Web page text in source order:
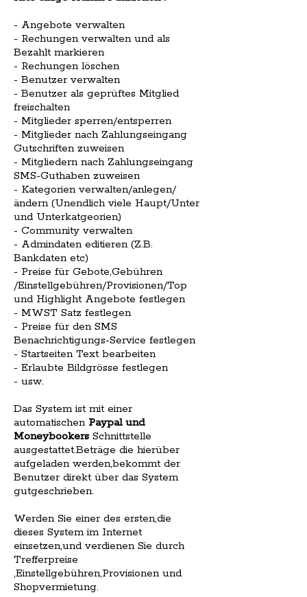
- Angebote verwalten
- Rechungen verwalten und als
Bezahlt markieren
- Rechungen löschen
- Benutzer verwalten
- Benutzer als geprüftes Mitglied
freischalten
- Mitglieder sperren/entsperren
- Mitglieder nach Zahlungseingang
Gutschriften zuweisen
- Mitgliedern nach Zahlungseingang
SMS-Guthaben zuweisen
- Kategorien verwalten/anlegen/
ändern (Unendlich viele Haupt/Unter
und Unterkatgeorien)
- Community verwalten
- Admindaten editieren (Z.B.
Bankdaten etc)
- Preise für Gebote,Gebühren
/Einstellgebühren/Provisionen/Top
und Highlight Angebote festlegen
- MWST Satz festlegen
- Preise für den SMS
Benachrichtigungs-Service festlegen
- Startseiten Text bearbeiten
- Erlaubte Bildgrösse festlegen
- usw.
Das System ist mit einer
automatischen Paypal und
Moneybookers Schnittstelle
ausgestattet.Beträge die hierüber
aufgeladen werden,bekommt der
Benutzer direkt über das System
gutgeschrieben.
Werden Sie einer des ersten,die
dieses System im Internet
einsetzen,und verdienen Sie durch
Trefferpreise
,Einstellgebühren,Provisionen und
Shopvermietung.